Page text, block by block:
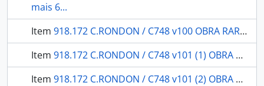
mais 6...
Item 918.172 C.RONDON / C748 v100 OBRA RARA / 1946 - 19 de Abril: o Dia do Índio as comemorações realizadas em 1944 e 1945 volume I.
Item 918.172 C.RONDON / C748 v101 (1) OBRA RARA / 1946 - Em defesa dos brasilíndios: Conferência realizada pelo prof. Basílio de Magalhães, no auditório do Ministério da Educação e Saúde, a 24 de Abril de 1946, durante a "Semana do Índio".
Item 918.172 C.RONDON / C748 v101 (2) OBRA RARA / 1947 - A influência do índio na linguagem brasileira conferência: proferida pelo Prof. Nelson de Senna da Universidade de Minas Gerais, na sessão de encerramento da Semana do Índio, a 30 de abril de 1946.